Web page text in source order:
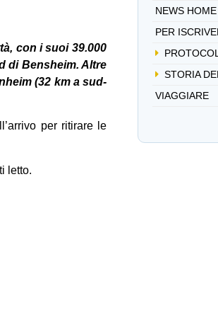
con i suoi 39.000
di Bensheim. Altre
(32 km a sud-
per ritirare le
letto.
NEWS HOME
PER
STORIA
VIAGGIARE